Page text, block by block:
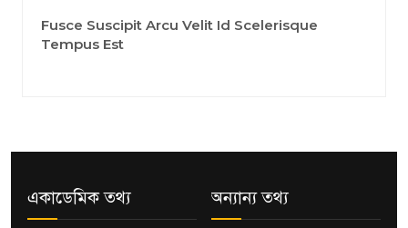
Fusce Suscipit Arcu Velit Id Scelerisque
Tempus Est
একাডেমিক তথ্য অন্যান্য তথ্য